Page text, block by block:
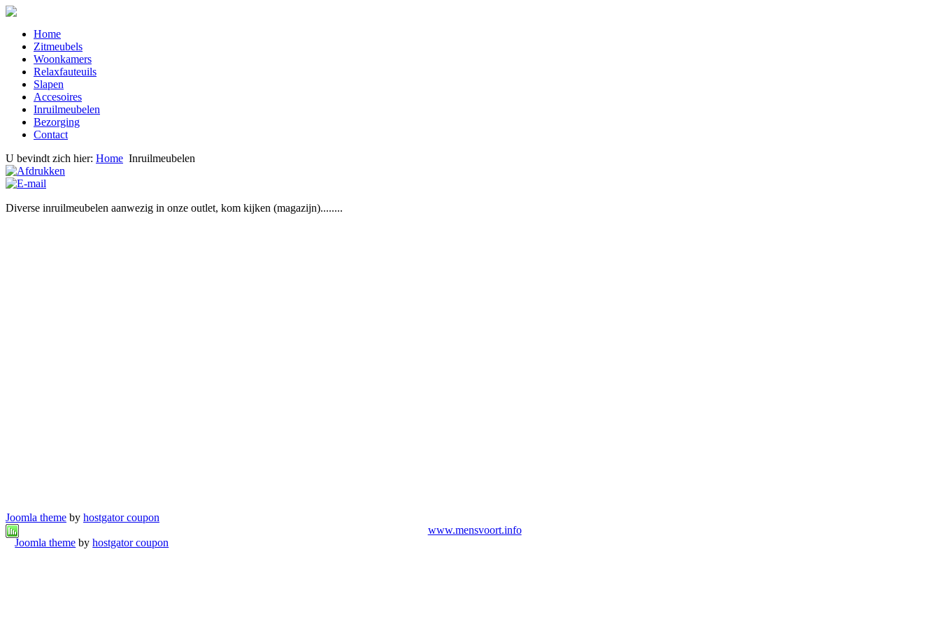
Home
Zitmeubels
Woonkamers
Relaxfauteuils
Slapen
Accesoires
Inruilmeubelen
Bezorging
Contact
U bevindt zich hier: Home Inruilmeubelen
Diverse inruilmeubelen aanwezig in onze outlet, kom kijken (magazijn)........
Joomla theme by hostgator coupon
www.mensvoort.info
Joomla theme byhostgator coupon